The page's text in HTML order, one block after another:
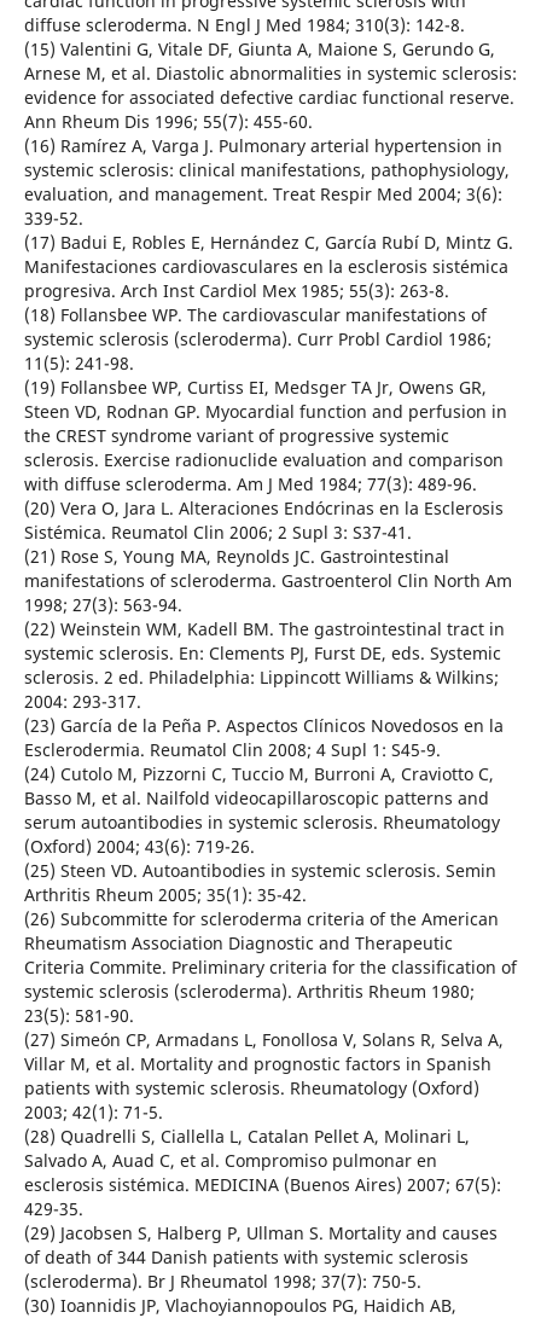
diffuse scleroderma. N Engl J Med 1984; 310(3): 142-8.
(15) Valentini G, Vitale DF, Giunta A, Maione S, Gerundo G,
Arnese M, et al. Diastolic abnormalities in systemic sclerosis:
evidence for associated defective cardiac functional reserve.
Ann Rheum Dis 1996; 55(7): 455-60.
(16) Ramírez A, Varga J. Pulmonary arterial hypertension in
systemic sclerosis: clinical manifestations, pathophysiology,
evaluation, and management. Treat Respir Med 2004; 3(6):
339-52.
(17) Badui E, Robles E, Hernández C, García Rubí D, Mintz G.
Manifestaciones cardiovasculares en la esclerosis sistémica
progresiva. Arch Inst Cardiol Mex 1985; 55(3): 263-8.
(18) Follansbee WP. The cardiovascular manifestations of
systemic sclerosis (scleroderma). Curr Probl Cardiol 1986;
11(5): 241-98.
(19) Follansbee WP, Curtiss EI, Medsger TA Jr, Owens GR,
Steen VD, Rodnan GP. Myocardial function and perfusion in
the CREST syndrome variant of progressive systemic
sclerosis. Exercise radionuclide evaluation and comparison
with diffuse scleroderma. Am J Med 1984; 77(3): 489-96.
(20) Vera O, Jara L. Alteraciones Endócrinas en la Esclerosis
Sistémica. Reumatol Clin 2006; 2 Supl 3: S37-41.
(21) Rose S, Young MA, Reynolds JC. Gastrointestinal
manifestations of scleroderma. Gastroenterol Clin North Am
1998; 27(3): 563-94.
(22) Weinstein WM, Kadell BM. The gastrointestinal tract in
systemic sclerosis. En: Clements PJ, Furst DE, eds. Systemic
sclerosis. 2 ed. Philadelphia: Lippincott Williams & Wilkins;
2004: 293-317.
(23) García de la Peña P. Aspectos Clínicos Novedosos en la
Esclerodermia. Reumatol Clin 2008; 4 Supl 1: S45-9.
(24) Cutolo M, Pizzorni C, Tuccio M, Burroni A, Craviotto C,
Basso M, et al. Nailfold videocapillaroscopic patterns and
serum autoantibodies in systemic sclerosis. Rheumatology
(Oxford) 2004; 43(6): 719-26.
(25) Steen VD. Autoantibodies in systemic sclerosis. Semin
Arthritis Rheum 2005; 35(1): 35-42.
(26) Subcommitte for scleroderma criteria of the American
Rheumatism Association Diagnostic and Therapeutic
Criteria Commite. Preliminary criteria for the classification of
systemic sclerosis (scleroderma). Arthritis Rheum 1980;
23(5): 581-90.
(27) Simeón CP, Armadans L, Fonollosa V, Solans R, Selva A,
Villar M, et al. Mortality and prognostic factors in Spanish
patients with systemic sclerosis. Rheumatology (Oxford)
2003; 42(1): 71-5.
(28) Quadrelli S, Ciallella L, Catalan Pellet A, Molinari L,
Salvado A, Auad C, et al. Compromiso pulmonar en
esclerosis sistémica. MEDICINA (Buenos Aires) 2007; 67(5):
429-35.
(29) Jacobsen S, Halberg P, Ullman S. Mortality and causes
of death of 344 Danish patients with systemic sclerosis
(scleroderma). Br J Rheumatol 1998; 37(7): 750-5.
(30) Ioannidis JP, Vlachoyiannopoulos PG, Haidich AB,